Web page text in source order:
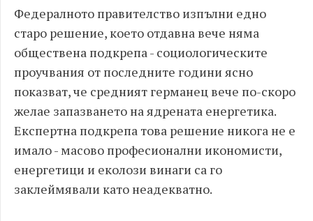
Федералното правителство изпълни едно
старо решение, което отдавна вече няма
обществена подкрепа - социологическите
проучвания от последните години ясно
показват, че средният германец вече по-скоро
желае запазването на ядрената енергетика.
Експертна подкрепа това решение никога не е
имало - масово професионални икономисти,
енергетици и еколози винаги са го
заклеймявали като неадекватно.